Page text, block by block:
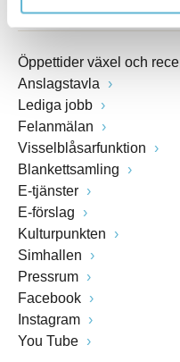
SNABBVAL
Öppettider växel och
Anslagstavla
Lediga jobb
Felanmälan
Visselblåsarfunktion
Blankettsamling
E-tjänster
E-förslag
Kulturpunkten
Simhallen
Pressrum
Facebook
Instagram
You Tube